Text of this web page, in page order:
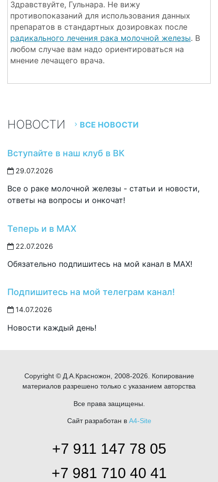
Здравствуйте, Гульнара. Не вижу
противопоказаний для использования данных
препаратов в стандартных дозировках после
радикального лечения рака молочной железы. В
любом случае вам надо ориентироваться на
мнение лечащего врача.
НОВОСТИ ВСЕ НОВОСТИ
Вступайте в наш клуб в ВК
29.07.2026
Все о раке молочной железы - статьи и новости,
ответы на вопросы и онкочат!
Теперь и в MAX
22.07.2026
Обязательно подпишитесь на мой канал в MAX!
Подпишитесь на мой телеграм канал!
14.07.2026
Новости каждый день!
Copyright © Д.А.Красножон, 2008-2026. Копирование
материалов разрешено только с указанием авторства
Все права защищены.
Сайт разработан в A4-Site
+7 911 147 78 05
+7 981 710 40 41